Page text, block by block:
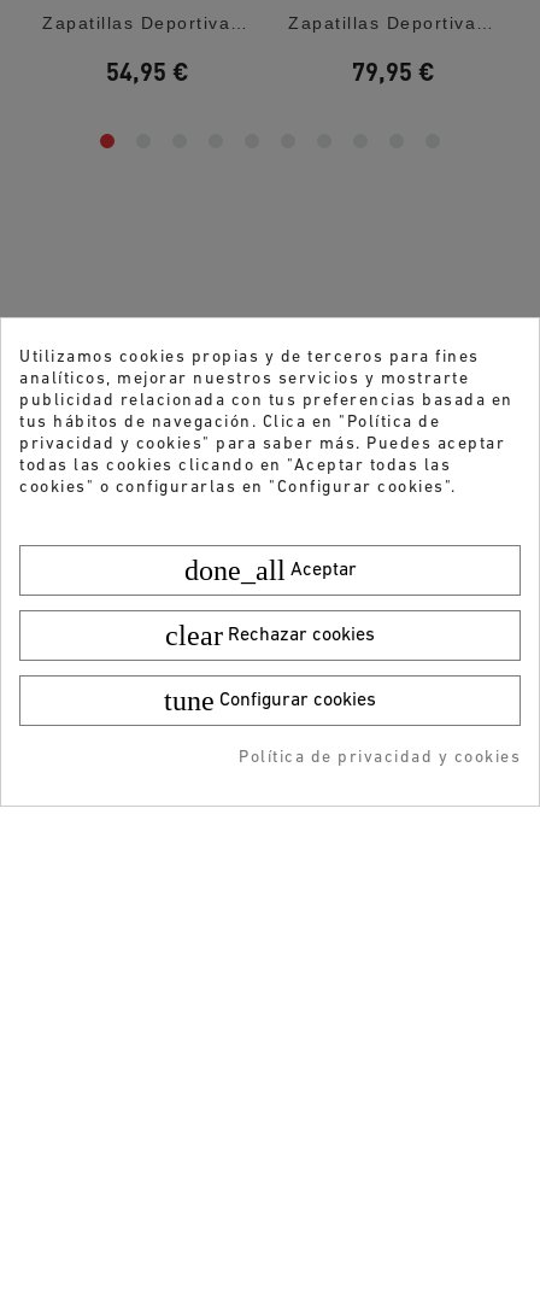
Talla: 40
170,00 €
127,49 € AÑADIR AL CARRITO
RESERVAR
54,95 € 79,95 €
¿Quieres recibir nuestras ofertas y
-5% DTO + Envío Gratis
Utilizamos cookies propias y de terceros para fines
analíticos, mejorar nuestros servicios y mostrarte
publicidad relacionada con tus preferencias basada en
tus hábitos de navegación. Clica en "Política de
privacidad y cookies" para saber más. Puedes aceptar
todas las cookies clicando en "Aceptar todas las
cookies" o configurarlas en "Configurar cookies".
done_all Aceptar
clear Rechazar cookies
tune Configurar cookies
Política de privacidad y cookies